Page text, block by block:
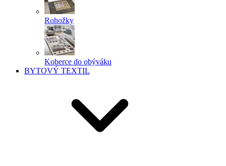
Rohožky
Koberce do obýváku
BYTOVÝ TEXTIL